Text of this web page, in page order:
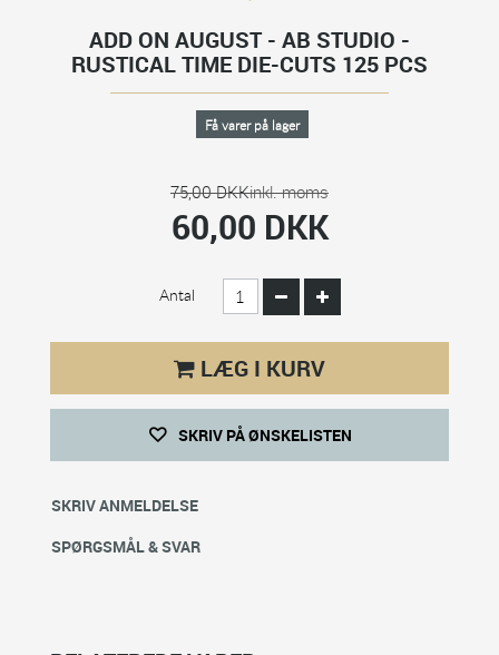
ADD ON AUGUST - AB STUDIO -
RUSTICAL TIME DIE-CUTS 125 PCS
Få varer på lager
75,00 DKKinkl. moms
60,00 DKK
Antal
LÆG I KURV
SKRIV PÅ ØNSKELISTEN
SKRIV ANMELDELSE
SPØRGSMÅL & SVAR